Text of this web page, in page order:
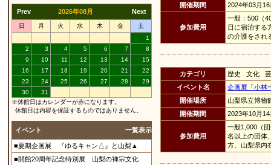
Prev 2026年08月 Next
日 月 火 水 木 金
土
1
2
3 4 5 6 7
8
9
10 11 12 13 14
15
16
17 18 19 20 21
22
23
24 25 26 27 28
29
30
31
※休館日はカレンダーが赤になります。
休館日は内容を保証するものではありません。
イベント 一覧表示
■夏期企画展 『ゆるキャン△』と山梨▲
■開館20周年記念特別展 山梨の禅宗文化
開催期間
2024年03月
参加費用
一般：500（
日に宿泊する
の介護をされ
カテゴリ
歴史 文化
イベント名
企画展「小林
開催場所
山梨県立博物
開催期間
2023年10月
参加費用
一般1,000（
名以上の団体
方、山梨県内